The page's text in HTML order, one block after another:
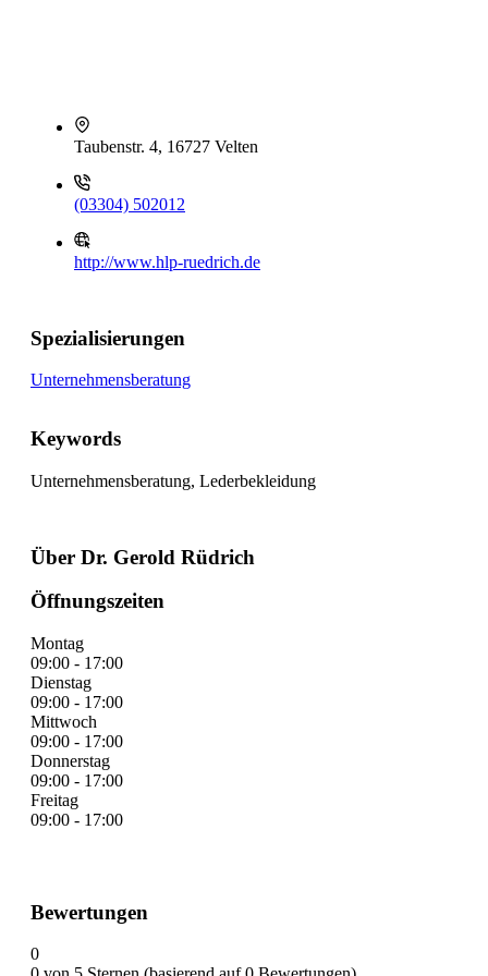
Taubenstr. 4, 16727 Velten
(03304) 502012
http://www.hlp-ruedrich.de
Spezialisierungen
Unternehmensberatung
Keywords
Unternehmensberatung, Lederbekleidung
Über Dr. Gerold Rüdrich
Öffnungszeiten
Montag
09:00 - 17:00
Dienstag
09:00 - 17:00
Mittwoch
09:00 - 17:00
Donnerstag
09:00 - 17:00
Freitag
09:00 - 17:00
Bewertungen
0